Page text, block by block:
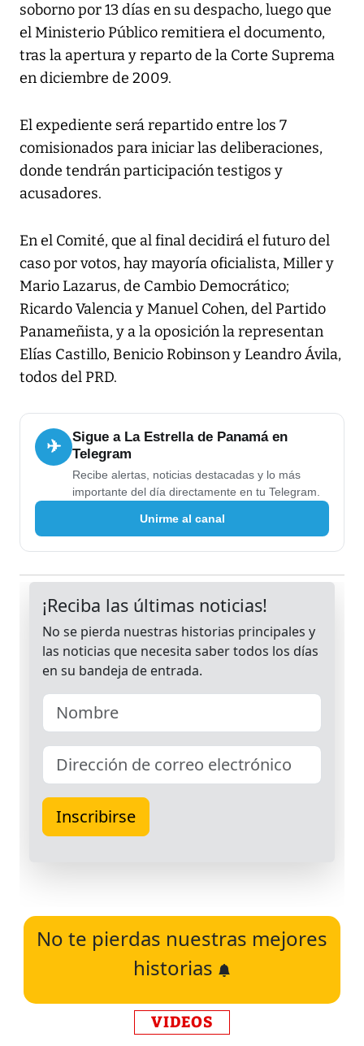
soborno por 13 días en su despacho, luego que
el Ministerio Público remitiera el documento,
tras la apertura y reparto de la Corte Suprema
en diciembre de 2009.
El expediente será repartido entre los 7
comisionados para iniciar las deliberaciones,
donde tendrán participación testigos y
acusadores.
En el Comité, que al final decidirá el futuro del
caso por votos, hay mayoría oficialista, Miller y
Mario Lazarus, de Cambio Democrático;
Ricardo Valencia y Manuel Cohen, del Partido
Panameñista, y a la oposición la representan
Elías Castillo, Benicio Robinson y Leandro Ávila,
todos del PRD.
✈
Sigue a La Estrella de Panamá en
Telegram
Recibe alertas, noticias destacadas y lo más
importante del día directamente en tu Telegram.
Unirme al canal
No te pierdas nuestras mejores
historias
VIDEOS